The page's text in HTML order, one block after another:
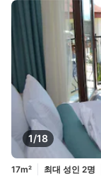
1/18
17m² 최대 성인 2명